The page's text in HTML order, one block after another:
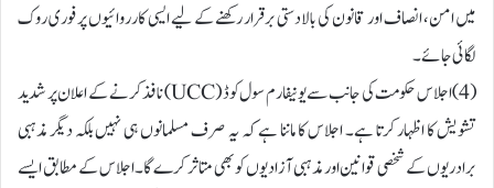
میں امن، انصاف اور قانون کی بالادستی برقرار رکھنے کے لیے ایسی کارروائیوں پر فوری روک
لگائی جائے۔
(4)اجلاس حکومت کی جانب سے یونیفارم سول کوڈ (UCC) نافذ کرنے کے اعلان پر شدید
تشویش کا اظہار کرتا ہے۔ اجلاس کا ماننا ہے کہ یہ صرف مسلمانوں ہی نہیں بلکہ دیگر مذہبی
برادریوں کے شخصی قوانین اور مذہبی آزادیوں کو بھی متاثر کرے گا۔ اجلاس کے مطابق ایسے